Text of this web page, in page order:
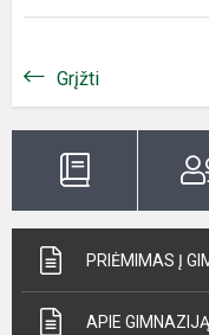
Grįžti
PRIĖMIMAS Į
APIE GIMNAZIJĄ